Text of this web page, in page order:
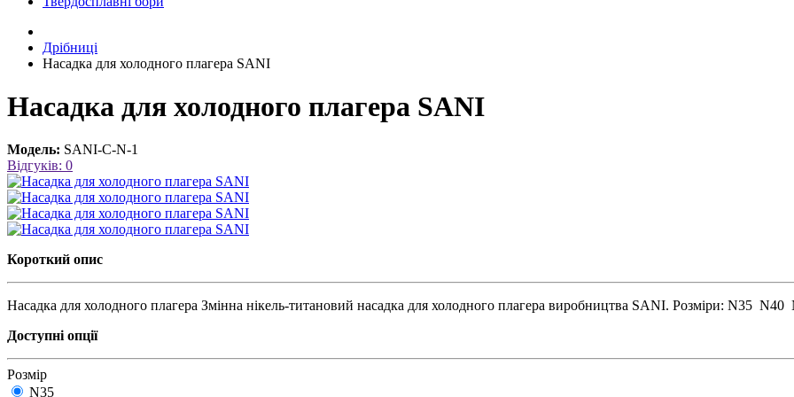
Дрібниці
Насадка для холодного плагера SANI
Насадка для холодного плагера SANI
Модель: SANI-C-N-1
Відгуків: 0
Короткий опис
Насадка для холодного плагера Змінна нікель-титановий насадка для холодного плагера виробництва SANI. Розміри: N35
Доступні опції
Розмір
N35